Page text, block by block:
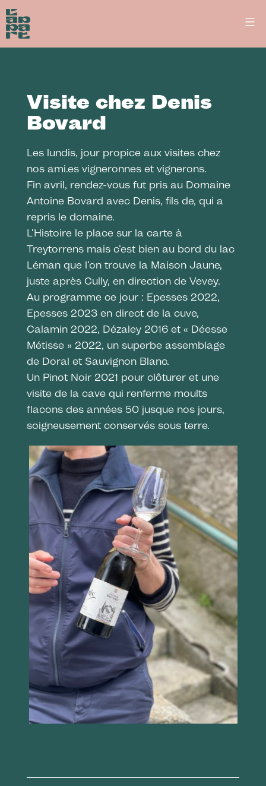
Aller
au
contenu
L’Appart
Restaurant
décomplexé
Lausanne
Visite chez Denis
Bovard
Les lundis, jour propice aux visites chez
nos ami.es vigneronnes et vignerons.
Fin avril, rendez-vous fut pris au Domaine
Antoine Bovard avec Denis, fils de, qui a
repris le domaine.
L’Histoire le place sur la carte à
Treytorrensmais c’est bien au bord du lac
Léman que l’on trouve la Maison Jaune,
juste après Cully, en direction de Vevey.
Au programme ce jour : Epesses 2022,
Epesses 2023 en direct de la cuve,
Calamin 2022, Dézaley 2016 et « Déesse
Métisse » 2022, un superbe assemblage
de Doral et Sauvignon Blanc.
Un Pinot Noir 2021 pour clôturer et une
visite de la cave qui renferme moults
flacons des années 50 jusque nos jours,
soigneusement conservés sous terre.